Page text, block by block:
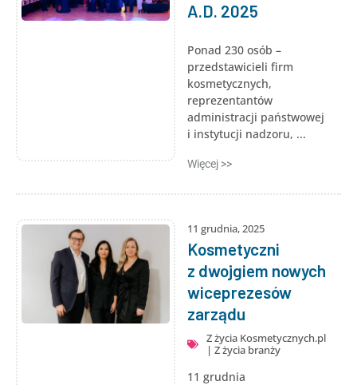
A.D. 2025
Ponad 230 osób –
przedstawicieli firm
kosmetycznych,
reprezentantów
administracji państwowej
i instytucji nadzoru, ...
Więcej >>
11 grudnia, 2025
Kosmetyczni
z dwojgiem nowych
wiceprezesów
zarządu
Z życia Kosmetycznych.pl
| Z życia branży
11 grudnia